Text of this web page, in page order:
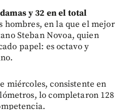
y 32 en el total
hombres, en la que el mejor
Steban Novoa, quien
papel: es octavo y
miércoles, consistente en
lo completaron 128